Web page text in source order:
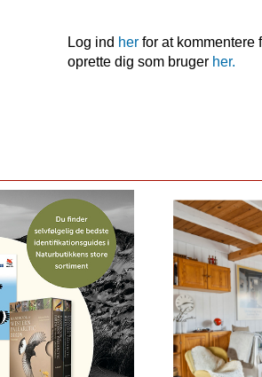
Log ind her for at kommentere
oprette dig som bruger her.